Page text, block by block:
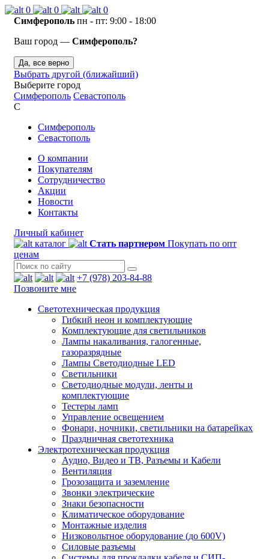
0 0
0
Симферополь пн - пт: 9:00 - 18:00
Ваш город — Симферополь?
Да, все верно
Выбрать другой (ближайший)
Выберите город
Симферополь Севастополь
С
Симферополь
Севастополь
О компании
Покупателям
Сотрудничество
Акции
Новости
Контакты
Личный кабинет
каталог
Стать партнером Покупать по опт
ценам
+7 (978) 203-84-88
Позвоните мне
Светотехническая продукция
Гибкий неон и комплектующие
Комплектующие для светильников
Лампы накаливания, галогенные,
газоразрядные
Лампы Светодиодные LED
Светильники
Светодиодные модули, ленты и
комплектующие
Тестеры ламп
Управление освещением
Фонари, ночники, светильники на батарейках
Праздничная светотехника
Электротехническая продукция
Аудио, Видео и ТВ, Разъемы и Кабели
Вентиляция
Грозозащита и заземление
Звонки электрические
Знаки безопасности
Климатическое оборудование
Монтажные изделия
Низковольтное оборудование (до 600V)
Силовые разъемы